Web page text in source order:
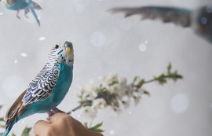
GLADE FUGLER
2022